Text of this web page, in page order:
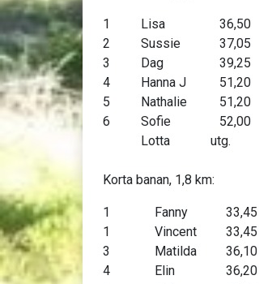
1 Lisa
36,50
2
Sussie
37,05
3
Dag
39,25
4
Hanna J
51,20
5
Nathalie
51,20
6
Sofie
52,00
Lotta
utg.
Korta banan, 1,8 km:
1 Fanny
33,45
1
Vincent
33,45
3
Matilda
36,10
4
Elin
36,20